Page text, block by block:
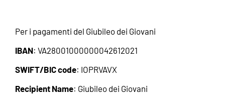
Per i pagamenti del Giubileo dei Giovani
IBAN: VA28001000000042612021
SWIFT/BIC code: IOPRVAVX
Recipient Name: Giubileo dei Giovani